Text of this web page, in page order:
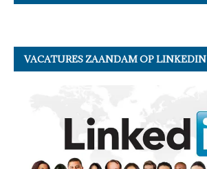
VACATURES ZAANDAM OP LINKEDIN